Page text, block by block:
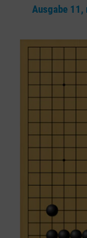
Ausgabe 11,